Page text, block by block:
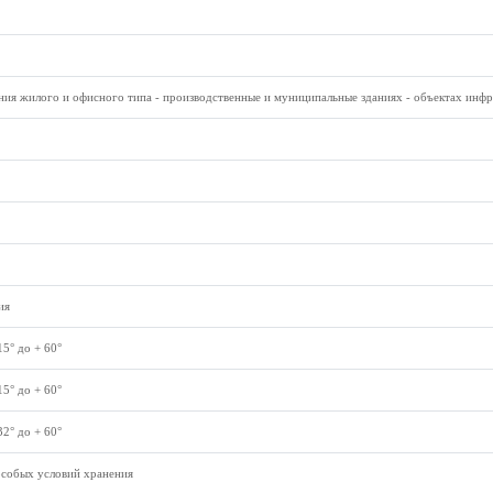
жилого и офисного типа - производственные и муниципальные зданиях - объектах
до + 60°
до + 60°
до + 60°
условий хранения